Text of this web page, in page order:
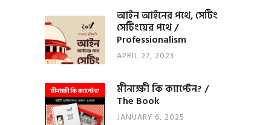
আইন আইনের পথে, সেটিং
সেটিংয়ের পথে /
Professionalism
APRIL 27, 2023
মীনাক্ষী কি ক্যাপ্টেন? /
The Book
JANUARY 6, 2025